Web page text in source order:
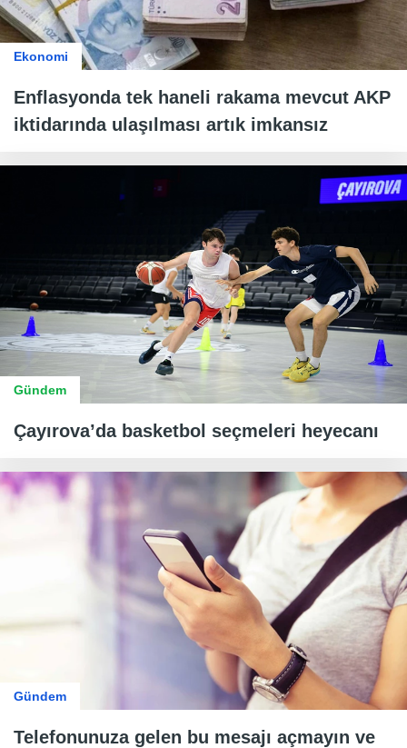
Ekonomi
Enflasyonda tek haneli rakama mevcut AKP
iktidarında ulaşılması artık imkansız
Gündem
Çayırova’da basketbol seçmeleri heyecanı
Gündem
Telefonunuza gelen bu mesajı açmayın ve